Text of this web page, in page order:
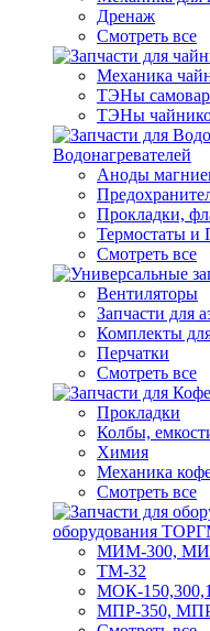
Дренаж
Смотреть все
Механика
ТЭНы
ТЭНы
Водонагревателей
Аноды
Прокладки,
Термостаты и
Смотреть все
Вентиляторы
Запчасти для
Комплекты
Перчатки
Смотреть все
Прокладки
Колбы,
Химия
Механика
Смотреть все
оборудования
МИМ-300,
ТМ-32
МОК-
МПР-350,